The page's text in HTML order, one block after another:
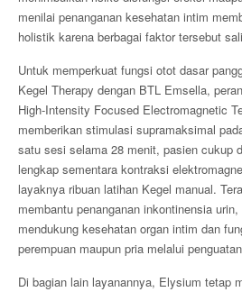
menilai penanganan kesehatan intim
holistik karena berbagai faktor tersebut
Untuk memperkuat fungsi otot dasar
Kegel Therapy dengan BTL Emsella,
High-Intensity Focused Electromagnetic
memberikan stimulasi supramaksimal
satu sesi selama 28 menit, pasien cukup
lengkap sementara kontraksi
layaknya ribuan latihan Kegel manual.
membantu penanganan inkontinensia
mendukung kesehatan organ intim dan
perempuan maupun pria melalui
Di bagian lain layanannya, Elysium tetap